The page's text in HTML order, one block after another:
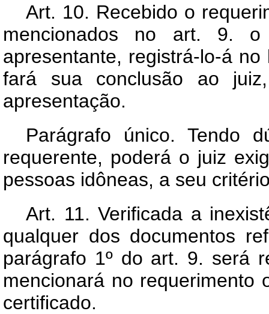
Art. 10. Recebido o
mencionados no art. 9.
apresentante, registrá-lo-á
fará sua conclusão ao
apresentação.
Parágrafo único. Tendo
requerente, poderá o juiz
pessoas idôneas, a seu
Art. 11. Verificada a
qualquer dos documentos
parágrafo 1º do art. 9. será
mencionará no
certificado.